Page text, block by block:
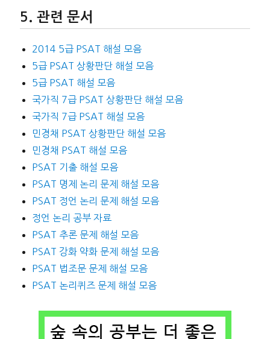
관련 문서
2014 5급 PSAT 해설 모음
5급 PSAT 상황판단 해설 모음
5급 PSAT 해설 모음
국가직 7급 PSAT 상황판단 해설 모음
국가직 7급 PSAT 해설 모음
민경채 PSAT 상황판단 해설 모음
민경채 PSAT 해설 모음
PSAT 기출 해설 모음
PSAT 명제 논리 문제 해설 모음
PSAT 정언 논리 문제 해설 모음
정언 논리 공부 자료
PSAT 추론 문제 해설 모음
PSAT 강화 약화 문제 해설 모음
PSAT 법조문 문제 해설 모음
PSAT 논리퀴즈 문제 해설 모음